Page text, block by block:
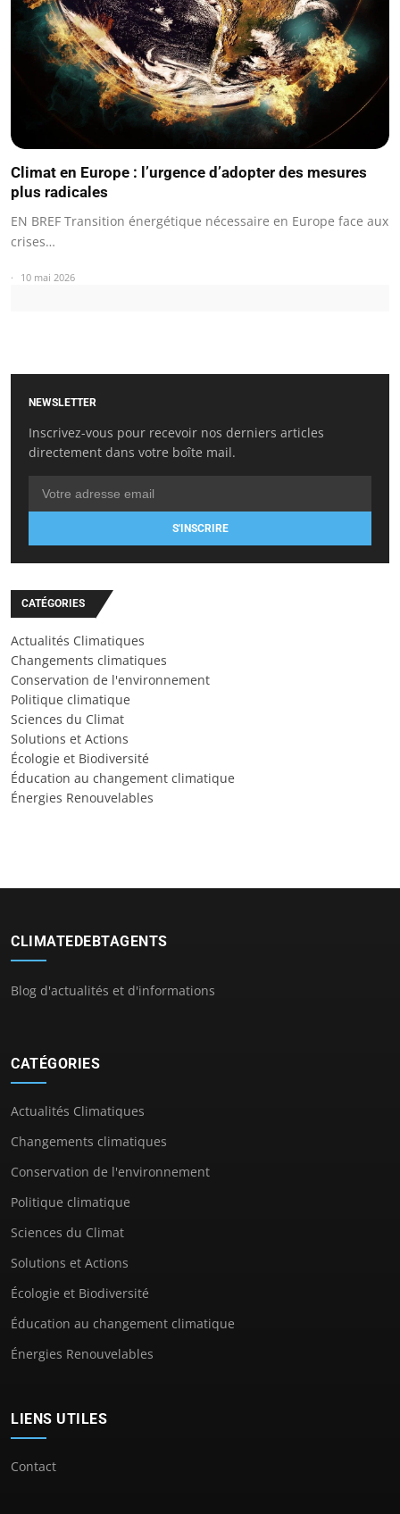
Climat en Europe : l’urgence d’adopter des mesures
plus radicales
EN BREF Transition énergétique nécessaire en Europe face aux
crises…
10 mai 2026
NEWSLETTER
Inscrivez-vous pour recevoir nos derniers articles
directement dans votre boîte mail.
S'INSCRIRE
CATÉGORIES
Actualités Climatiques
Changements climatiques
Conservation de l'environnement
Politique climatique
Sciences du Climat
Solutions et Actions
Écologie et Biodiversité
Éducation au changement climatique
Énergies Renouvelables
CLIMATEDEBTAGENTS
Blog d'actualités et d'informations
CATÉGORIES
Actualités Climatiques
Changements climatiques
Conservation de l'environnement
Politique climatique
Sciences du Climat
Solutions et Actions
Écologie et Biodiversité
Éducation au changement climatique
Énergies Renouvelables
LIENS UTILES
Contact